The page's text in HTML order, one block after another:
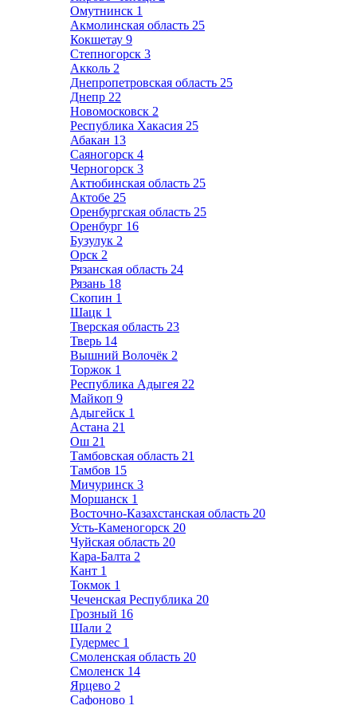
Омутнинск 1
Акмолинская область 25
Кокшетау 9
Степногорск 3
Акколь 2
Днепропетровская область 25
Днепр 22
Новомосковск 2
Республика Хакасия 25
Абакан 13
Саяногорск 4
Черногорск 3
Актюбинская область 25
Актобе 25
Оренбургская область 25
Оренбург 16
Бузулук 2
Орск 2
Рязанская область 24
Рязань 18
Скопин 1
Шацк 1
Тверская область 23
Тверь 14
Вышний Волочёк 2
Торжок 1
Республика Адыгея 22
Майкоп 9
Адыгейск 1
Астана 21
Ош 21
Тамбовская область 21
Тамбов 15
Мичуринск 3
Моршанск 1
Восточно-Казахстанская область 20
Усть-Каменогорск 20
Чуйская область 20
Кара-Балта 2
Кант 1
Токмок 1
Чеченская Республика 20
Грозный 16
Шали 2
Гудермес 1
Смоленская область 20
Смоленск 14
Ярцево 2
Сафоново 1